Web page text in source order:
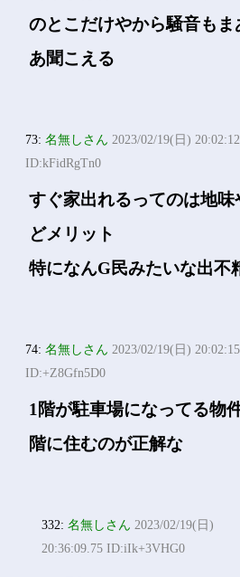
のとこだけやから騒音もま
あ聞こえる
73:名無しさん 2023/02/19(日)
ID:kFidRgTn0
すぐ家出れるってのは地味
どメリット
特になんG民みたいな出不
74:名無しさん 2023/02/19(日)
ID:+Z8Gfn5D0
1階が駐車場になってる物
階に住むのが正解な
332:名無しさん 2023/02/19(日)
20:36:09.75 ID:iIk+3VHG0